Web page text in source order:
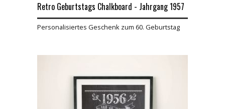
Retro Geburtstags Chalkboard - Jahrgang 1957
Personalisiertes Geschenk zum 60. Geburtstag